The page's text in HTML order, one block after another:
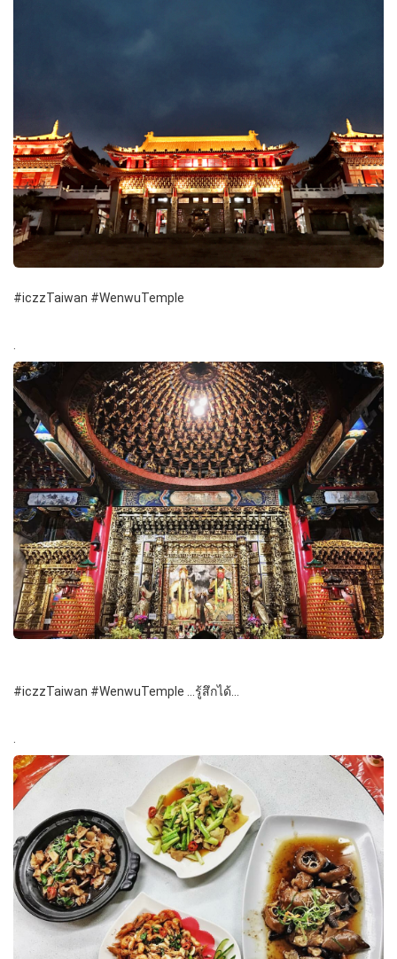
#iczzTaiwan #WenwuTemple
#iczzTaiwan #WenwuTemple …รู้สึกได้…
.